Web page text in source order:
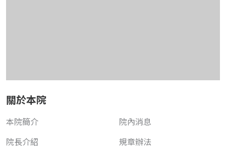
關於本院
本院簡介
院長介紹
院內消息
規章辦法